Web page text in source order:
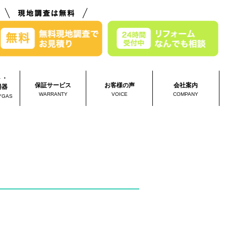
器
保証サービス
WARRANTY
お客様の声
VOICE
会社案内
COMPANY